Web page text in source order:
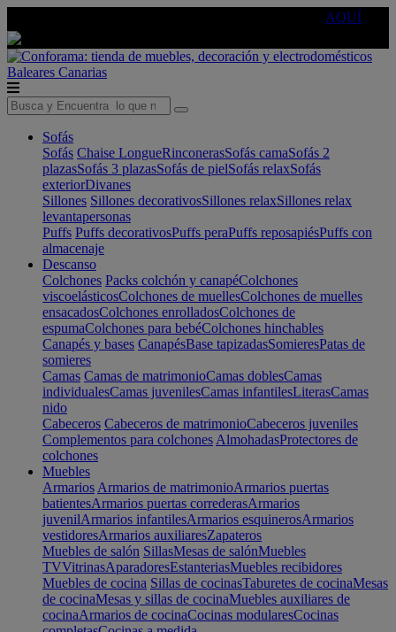
AQUÍ
Baleares Canarias
Sofás
Sofás Chaise LongueRinconerasSofás camaSofás 2
plazasSofás 3 plazasSofás de pielSofás relaxSofás
exteriorDivanes
Sillones Sillones decorativosSillones relaxSillones relax
levantapersonas
Puffs Puffs decorativosPuffs peraPuffs reposapiésPuffs con
almacenaje
Descanso
Colchones Packs colchón y canapéColchones
viscoelásticosColchones de muellesColchones de muelles
ensacadosColchones enrolladosColchones de
espumaColchones para bebéColchones hinchables
Canapés y bases CanapésBase tapizadasSomieresPatas de
somieres
Camas Camas de matrimonioCamas doblesCamas
individualesCamas juvenilesCamas infantilesLiterasCamas
nido
Cabeceros Cabeceros de matrimonioCabeceros juveniles
Complementos para colchones AlmohadasProtectores de
colchones
Muebles
Armarios Armarios de matrimonioArmarios puertas
batientesArmarios puertas correderasArmarios
juvenilArmarios infantilesArmarios esquinerosArmarios
vestidoresArmarios auxiliaresZapateros
Muebles de salón SillasMesas de salónMuebles
TVVitrinasAparadoresEstanteriasMuebles recibidores
Muebles de cocina Sillas de cocinasTaburetes de cocinaMesas
de cocinaMesas y sillas de cocinaMuebles auxiliares de
cocinaArmarios de cocinaCocinas modularesCocinas